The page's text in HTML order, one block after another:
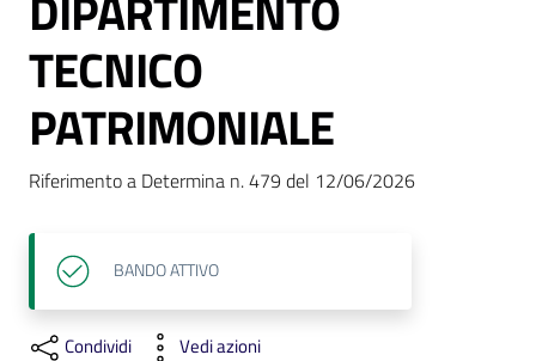
e
r
v
i
z
i
P
i
t
TECNICO
PATRIMONIALE
Riferimento a Determina n. 479 del 12/06/2026
BANDOATTIVO
Condividi Vedi azioni